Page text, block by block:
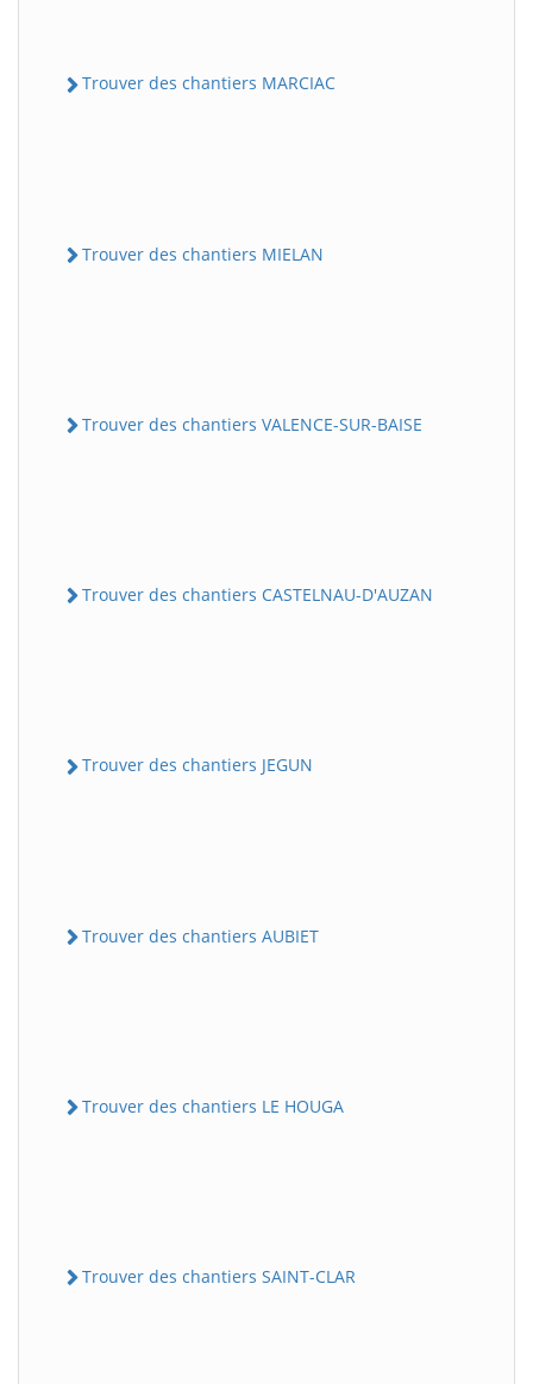
Trouver des chantiers MARCIAC
Trouver des chantiers MIELAN
Trouver des chantiers VALENCE-SUR-BAISE
Trouver des chantiers CASTELNAU-D'AUZAN
Trouver des chantiers JEGUN
Trouver des chantiers AUBIET
Trouver des chantiers LE HOUGA
Trouver des chantiers SAINT-CLAR